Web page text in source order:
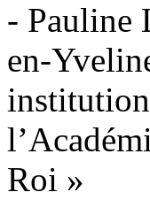
- Pauline
en-
Roi »